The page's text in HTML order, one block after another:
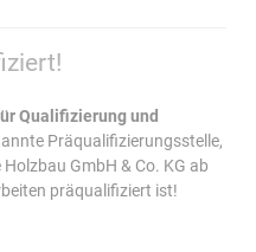
Qualifizierung und
Präqualifizierungsstelle,
GmbH & Co. KG ab
präqualifiziert ist!